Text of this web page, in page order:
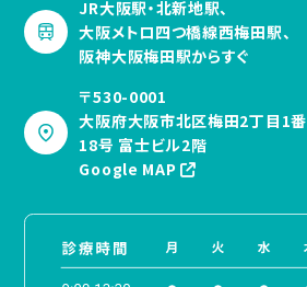
JR大阪駅・北新地駅、
大阪メトロ四つ橋線西梅田駅、
阪神大阪梅田駅からすぐ
〒530-0001
大阪府大阪市北区梅田2丁目1番
18号 富士ビル2階
Google MAP